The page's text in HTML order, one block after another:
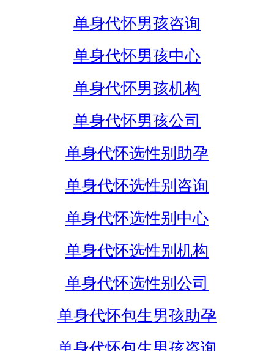
单身代怀男孩咨询
单身代怀男孩中心
单身代怀男孩机构
单身代怀男孩公司
单身代怀选性别助孕
单身代怀选性别咨询
单身代怀选性别中心
单身代怀选性别机构
单身代怀选性别公司
单身代怀包生男孩助孕